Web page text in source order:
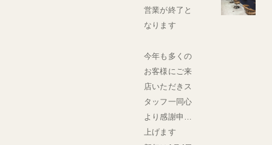
営業が終了と
なります
今年も多くの
お客様にご来
店いただきス
タッフ一同心
より感謝申し
上げます